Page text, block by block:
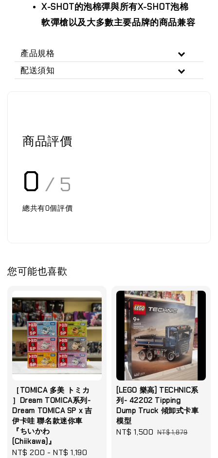
X-SHOT的泡棉彈與所有X-SHOT泡棉
軟彈槍以及大多數主要品牌的商品兼容
產品規格
配送須知
商品評價
0 / 5
總共有0個評價
您可能也喜歡
［TOMICA 多美 トミカ
］Dream TOMICA系列-
Dream TOMICA SP x 吉
伊卡哇 聯名款迷你車
『ちいかわ
(Chiikawa)』
Sale
NT$ 200 -NT$ 1,190
[LEGO 樂高] TECHNIC系
列- 42202 Tipping
Dump Truck 傾卸式卡車
模型
Sale
NT$ 1,500 Regular
NT$ 1,879